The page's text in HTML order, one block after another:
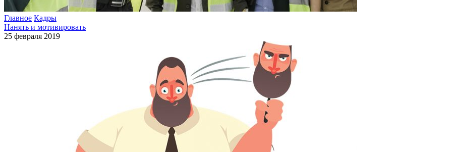
Главное Кадры
Нанять и мотивировать
25 февраля 2019